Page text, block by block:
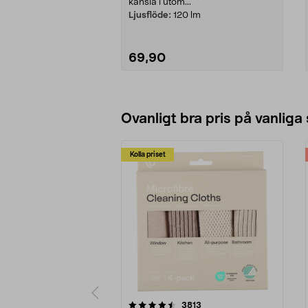
känsla i utom...
Ljusflöde: 120 lm
69,90
Ovanligt bra pris på vanliga
Kolla priset
3813
4.0av 5 stjärnor